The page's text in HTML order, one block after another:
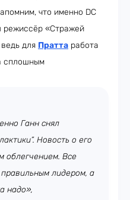
что именно DC
режиссёр «Стражей
для Пратта работа
сплошным
Ганн снял
Новость о его
облегчением. Все
лидером, а
надо»,